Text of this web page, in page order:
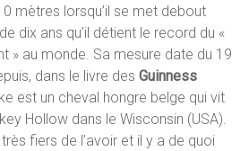
mètres lorsqu’il se met debout
dix ans qu’il détient le record du «
» au monde. Sa mesure date du 19
dans le livre desGuinness
est un cheval hongre belge qui vit
Hollow dans le Wisconsin (USA).
fiers de l’avoir et il y a de quoi